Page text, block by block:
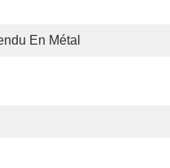
En Métal